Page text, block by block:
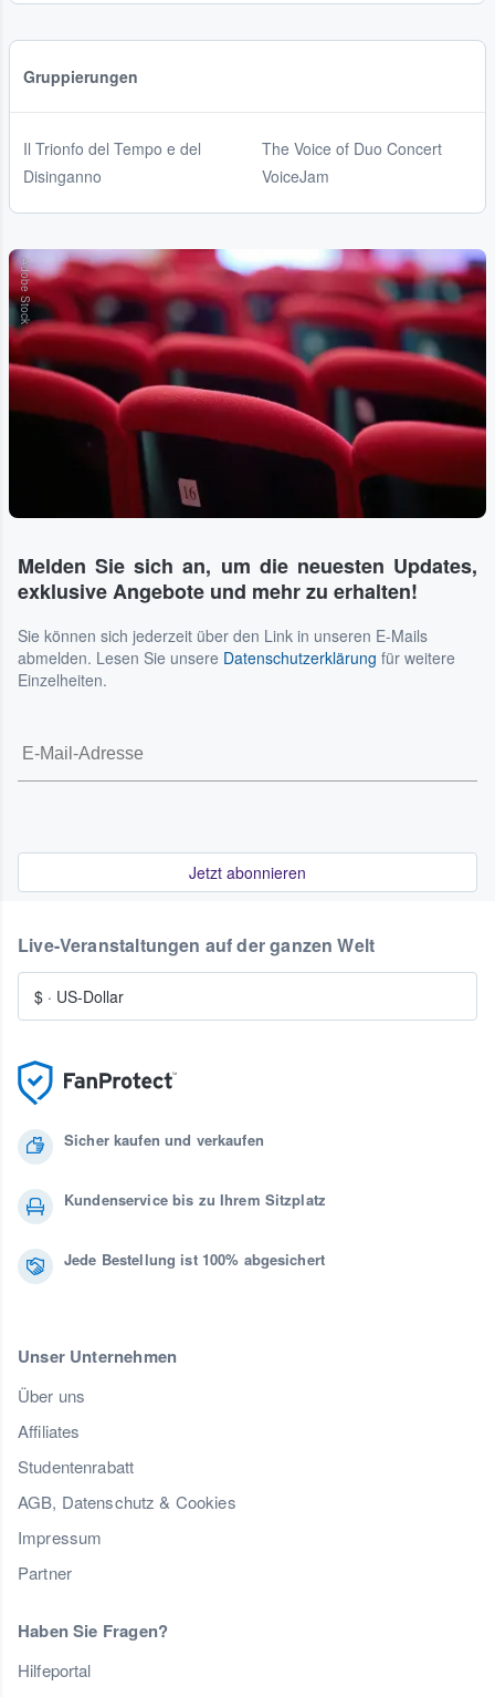
Gruppierungen
Il Trionfo del Tempo e del
Disinganno
The Voice of Duo Concert
VoiceJam
Adobe Stock
Melden Sie sich an, um die neuesten Updates,
exklusive Angebote und mehr zu erhalten!
Sie können sich jederzeit über den Link in unseren E-Mails
abmelden. Lesen Sie unsere Datenschutzerklärung für weitere
Einzelheiten.
Jetzt abonnieren
Sicher kaufen und verkaufen
Kundenservice bis zu Ihrem Sitzplatz
Jede Bestellung ist 100% abgesichert
Unser Unternehmen
Über uns
Affiliates
Studentenrabatt
AGB, Datenschutz & Cookies
Impressum
Partner
Haben Sie Fragen?
Hilfeportal
Live-Veranstaltungen auf der ganzen Welt
$ · US-Dollar